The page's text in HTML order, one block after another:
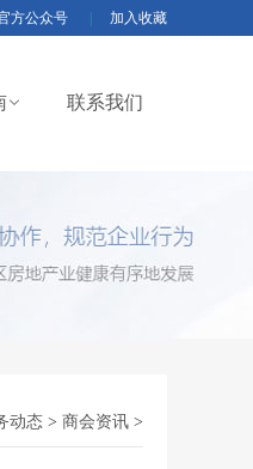
方公众号 加入收藏
联系我们
动态 > 商会资讯 >